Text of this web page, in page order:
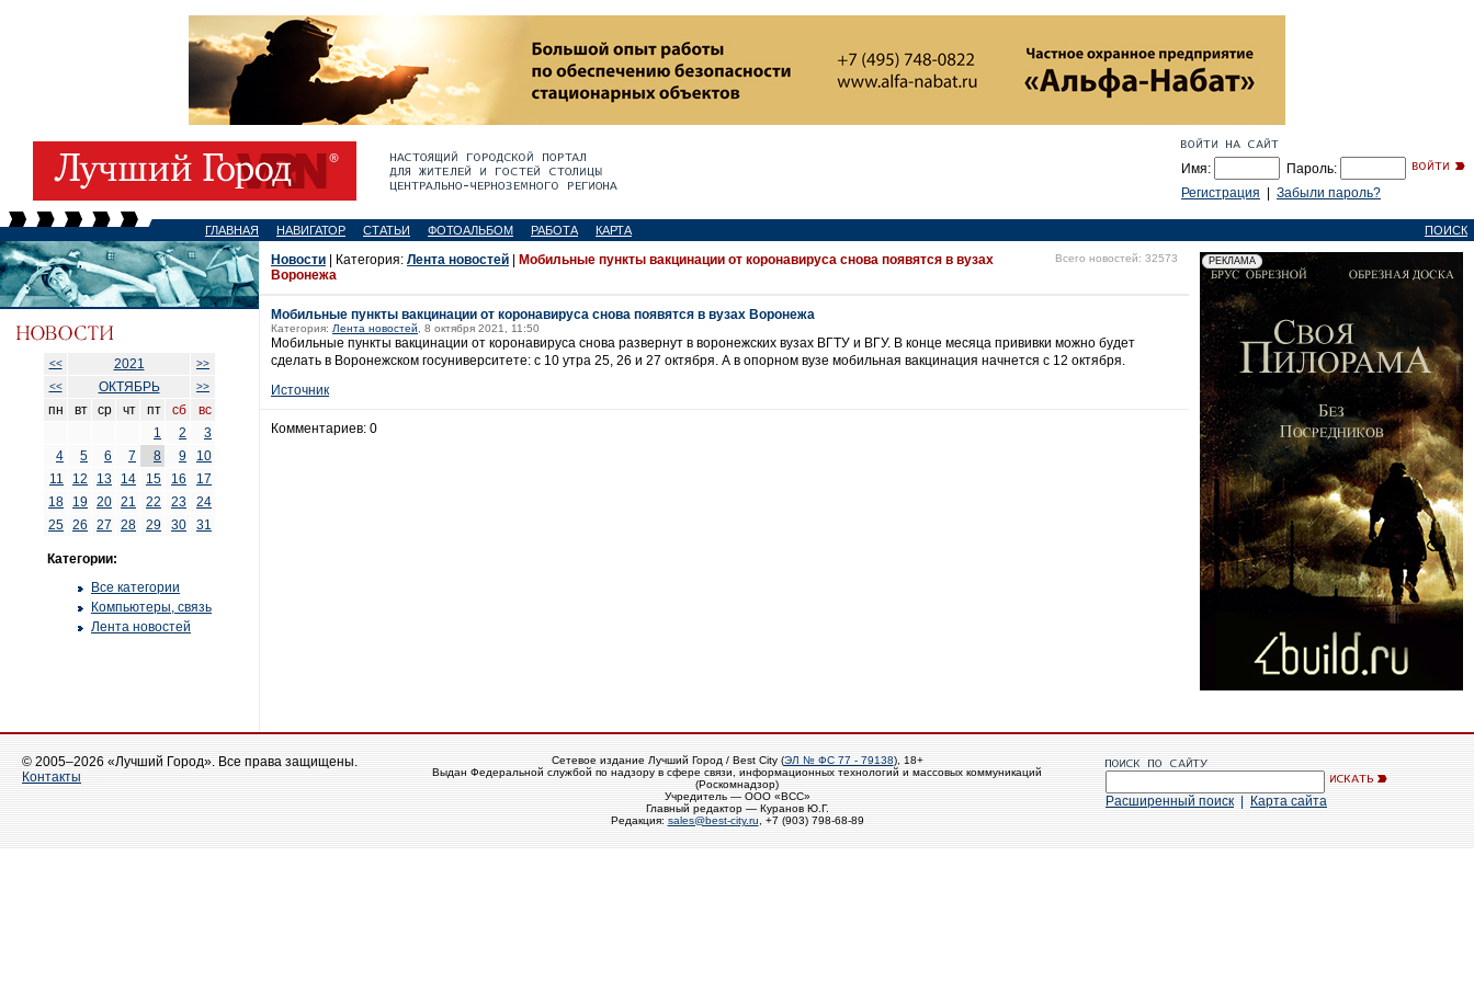
Имя:
Пароль:
Регистрация
Забыли пароль?
ГЛАВНАЯ НАВИГАТОР СТАТЬИ ФОТОАЛЬБОМ РАБОТА КАРТА ПОИСК
<< 2021
>>
<<
ОКТЯБРЬ >>
пн вт ср чт пт сб
вс
1
2
3
4
5 6 7 8 9
10
11
12 13 14 15 16
17
18
19 20 21 22 23
24
25 26 27 28 29 30 31
Категории:
Все категории
Компьютеры, связь
Лента новостей
Новости | Категория: Лента новостей
Мобильные пункты вакцинации от коронавируса снова появятся в вузах
Воронежа
Всего новостей: 32573
Мобильные пункты вакцинации от коронавируса снова появятся в вузах Воронежа
Категория: Лента новостей , 8 октября 2021, 11:50
Мобильные пункты вакцинации от коронавируса снова развернут в воронежских вузах ВГТУ и ВГУ. В конце месяца прививки можно будет
сделать в Воронежском госуниверситете: с 10 утра 25, 26 и 27 октября. А в опорном вузе мобильная вакцинация начнется с 12 октября.
Источник
Комментариев: 0
© 2005–2026 «Лучший Город». Все права защищены.
Контакты
Сетевое издание Лучший Город / Best City (ЭЛ № ФС 77 - 79138), 18+
Выдан Федеральной службой по надзору в сфере связи, информационных технологий и массовых коммуникаций
(Роскомнадзор)
Учредитель — ООО «ВСС»
Главный редактор — Куранов Ю.Г.
Редакция: sales@best-city.ru , +7 (903) 798-68-89
Расширенный поиск Карта сайта